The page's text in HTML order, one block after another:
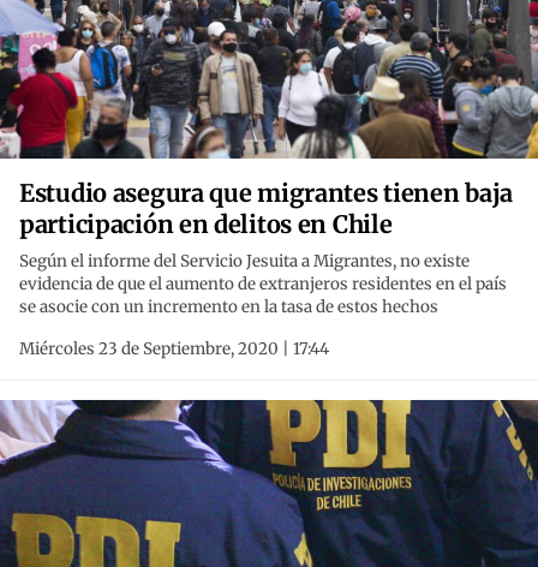
Estudio asegura que migrantes tienen baja
participación en delitos en Chile
Según el informe del Servicio Jesuita a Migrantes, no existe
evidencia de que el aumento de extranjeros residentes en el país
se asocie con un incremento en la tasa de estos hechos
Miércoles 23 de Septiembre, 2020 | 17:44